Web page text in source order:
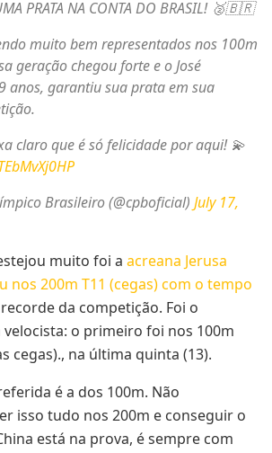
PRATA NA CONTA DO BRASIL! 🥈🇧🇷
muito bem representados nos 100m
geração chegou forte e o José
anos, garantiu sua prata em sua
claro que é só felicidade por aqui! 💫
Brasileiro (@cpboficial) July 17,
muito foi a acreana Jerusa
nos 200m T11 (cegas) com o tempo
da competição. Foi o
o primeiro foi nos 100m
cegas)., na última quinta (13).
é a dos 100m. Não
isso tudo nos 200m e conseguir o
está na prova, é sempre com